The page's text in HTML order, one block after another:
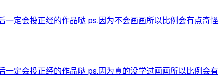
定会投正经的作品哒 ps.因为不会画画所以比例会有点奇怪
定会投正经的作品哒 ps.因为真的没学过画画所以比例会有